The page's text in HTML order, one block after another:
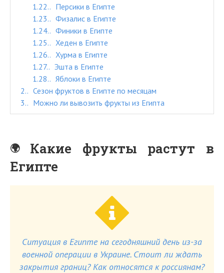
1.22.
Персики в Египте
1.23.
Физалис в Египте
1.24.
Финики в Египте
1.25.
Хеден в Египте
1.26.
Хурма в Египте
1.27.
Эшта в Египте
1.28.
Яблоки в Египте
2.
Сезон фруктов в Египте по месяцам
3.
Можно ли вывозить фрукты из Египта
Какие фрукты растут в
Египте
Ситуация в Египте на сегодняшний день из-за
военной операции в Украине. Стоит ли ждать
закрытия границ? Как относятся к россиянам?